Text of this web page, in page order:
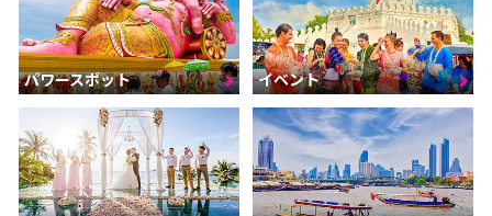
パワースポット イベント